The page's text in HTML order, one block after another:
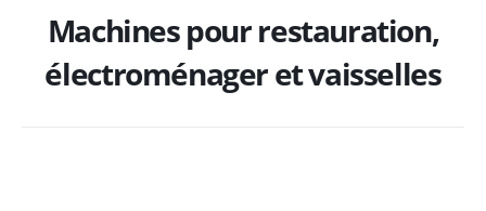
Machines pour restauration,
électroménager et vaisselles